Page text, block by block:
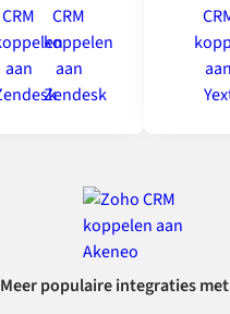
Meer populaire integraties met